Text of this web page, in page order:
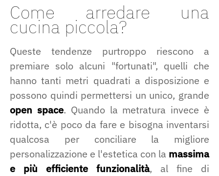
Come arredare una
cucina piccola?
Queste tendenze purtroppo riescono a
premiare solo alcuni "fortunati", quelli che
hanno tanti metri quadrati a disposizione e
possono quindi permettersi un unico, grande
open space. Quando la metratura invece è
ridotta, c'è poco da fare e bisogna inventarsi
qualcosa per conciliare la migliore
personalizzazione e l'estetica con la massima
e più efficiente funzionalità, al fine di